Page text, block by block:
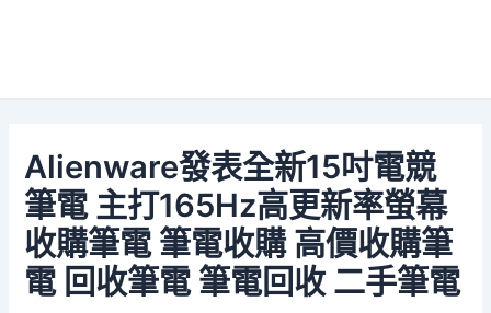
Alienware發表全新15吋電競
筆電 主打165Hz高更新率螢幕
收購筆電 筆電收購 高價收購筆
電 回收筆電 筆電回收 二手筆電